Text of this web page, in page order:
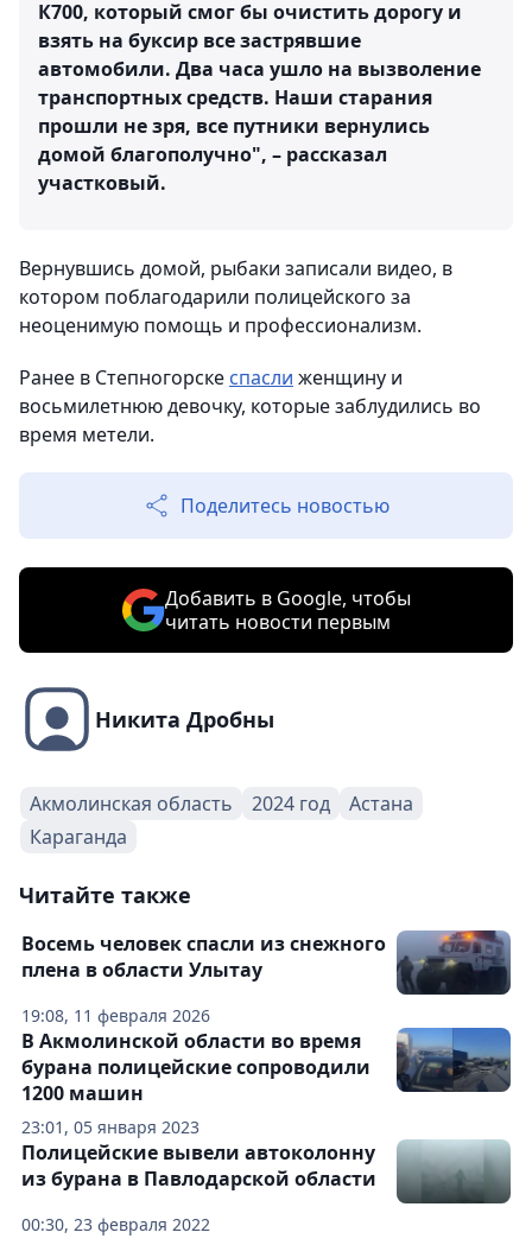
К700, который смог бы очистить дорогу и
взять на буксир все застрявшие
автомобили. Два часа ушло на вызволение
транспортных средств. Наши старания
прошли не зря, все путники вернулись
домой благополучно", – рассказал
участковый.
Вернувшись домой, рыбаки записали видео, в
котором поблагодарили полицейского за
неоценимую помощь и профессионализм.
Ранее в Степногорске спасли женщину и
восьмилетнюю девочку, которые заблудились во
время метели.
Поделитесь новостью
Добавить в Google, чтобы
читать новости первым
Никита Дробны
Акмолинская область 2024 год
Астана
Караганда
Читайте также
19:08, 11 февраля 2026
Восемь человек спасли из снежного
плена в области Улытау
23:01, 05 января 2023
В Акмолинской области во время
бурана полицейские сопроводили
1200 машин
00:30, 23 февраля 2022
Полицейские вывели автоколонну
из бурана в Павлодарской области